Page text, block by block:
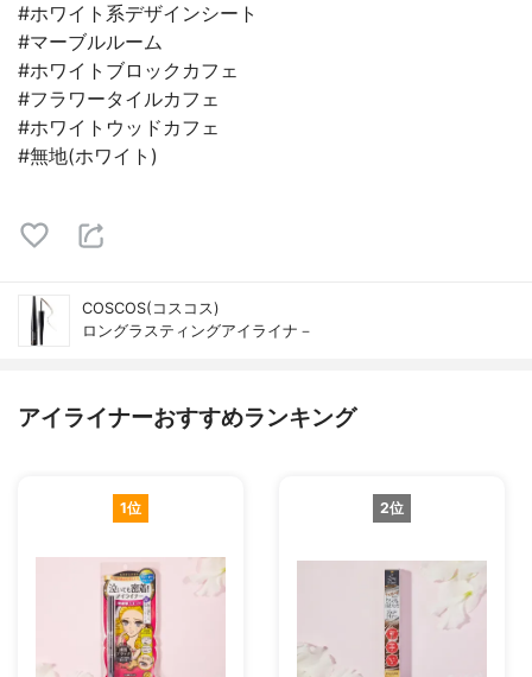
#ホワイト系デザインシート
#マーブルルーム
#ホワイトブロックカフェ
#フラワータイルカフェ
#ホワイトウッドカフェ
#無地(ホワイト)
COSCOS(コスコス)
ロングラスティングアイライナ－
アイライナーおすすめランキング
1位 2位